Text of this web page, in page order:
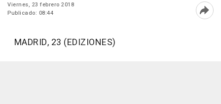
Viernes, 23 febrero 2018
Publicado: 08:44
MADRID, 23 (EDIZIONES)